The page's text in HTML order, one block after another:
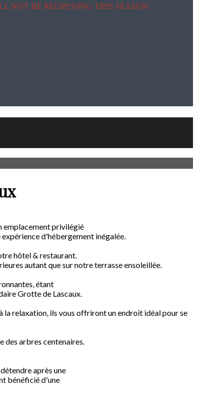
NOT BE REOPENING THIS SEASON.
emplacement privilégié
d'hébergement inégalée.
hôtel & restaurant.
autant que sur notre terrasse ensoleillée.
étant
Grotte de Lascaux.
la relaxation, ils vous offriront un endroit idéal pour se
des arbres centenaires.
après une
bénéficié d'une